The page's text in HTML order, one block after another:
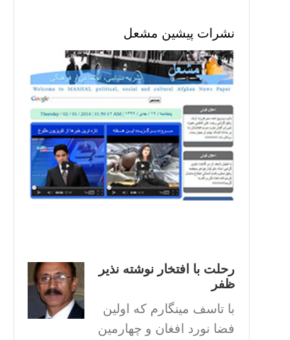
نشرات پیشین مشعل
رحلت با افتخار نوشته نذیر
ظفر
با تاسف مینگارم که اولین
فضا نورد افغان و چهارمین